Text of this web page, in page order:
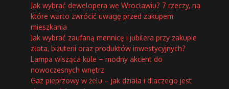
Jak wybrać dewelopera we Wrocławiu? 7 rzeczy, na
które warto zwrócić uwagę przed zakupem
mieszkania
Jak wybrać zaufaną mennicę i jubilera przy zakupie
złota, biżuterii oraz produktów inwestycyjnych?
Lampa wisząca kule – modny akcent do
nowoczesnych wnętrz
Gaz pieprzowy w żelu – jak działa i dlaczego jest